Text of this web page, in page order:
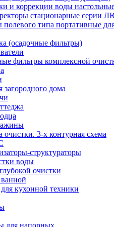
и коррекции воды
стационарные серии
типа портативные
(осадочные фильтры)
фильтры комплексной
дома
очистки. 3-х контурная схема
структураторы
воды
очистки
кухонной техники
для напорных